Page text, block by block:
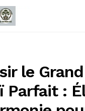
le
Parfait :